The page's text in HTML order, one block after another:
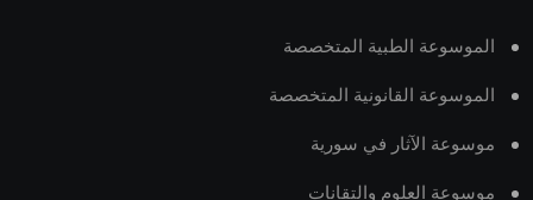
الموسوعة الطبية المتخصصة
الموسوعة القانونية المتخصصة
موسوعة الآثار في سورية
موسوعة العلوم والتقانات